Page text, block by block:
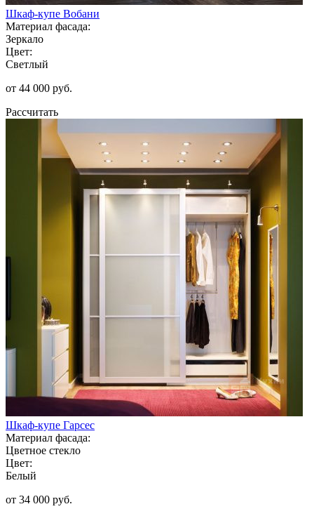
Шкаф-купе Вобани
Материал фасада:
Зеркало
Цвет:
Светлый
от 44 000 руб.
Рассчитать
Шкаф-купе Гарсес
Материал фасада:
Цветное стекло
Цвет:
Белый
от 34 000 руб.